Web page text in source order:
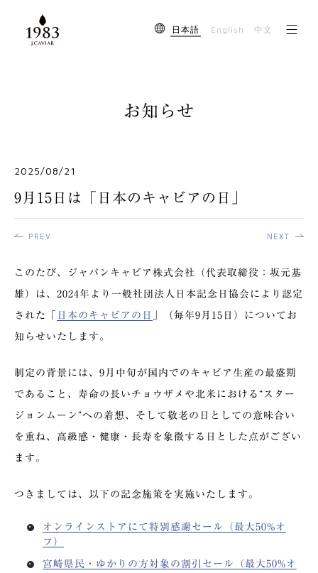
English
日本語 中文
お知らせ
2025/08/21
9月15日は「日本のキャビアの日」
PREV NEXT
このたび、ジャパンキャビア株式会社（代表取締役：坂元基
雄）は、2024年より一般社団法人日本記念日協会により認定
された「 日本のキャビアの日 」（毎年9月15日）についてお
知らせいたします。
制定の背景には、9月中旬が国内でのキャビア生産の最盛期
であること、寿命の長いチョウザメや北米における“スター
ジョンムーン”への着想、そして敬老の日としての意味合い
を重ね、高級感・健康・長寿を象徴する日とした点がござい
ます。
つきましては、以下の記念施策を実施いたします。
オンラインストアにて特別感謝セール（最大50%オ
フ）
宮崎県民・ゆかりの方対象の割引セール（最大50%オ